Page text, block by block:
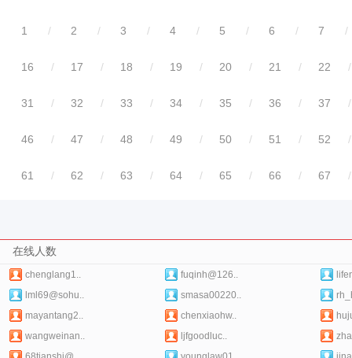
1 / 2 / 3 / 4 / 5 / 6 / 7 /
16 / 17 / 18 / 19 / 20 / 21 / 22 /
31 / 32 / 33 / 34 / 35 / 36 / 37 /
46 / 47 / 48 / 49 / 50 / 51 / 52 /
61 / 62 / 63 / 64 / 65 / 66 / 67 /
在线人数
chenglang1.. fuqinh@126..
lml69@sohu..
smasa00220..
mayantang2..
chenxiaohw..
wangweinan..
ljfgoodluc..